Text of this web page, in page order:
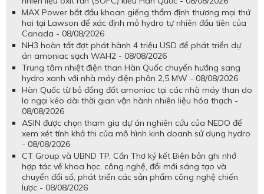
MAX Power bắt đầu khoan giếng thẩm định thương mại thứ
hai tại Lawson để xác định mỏ hydro tự nhiên đầu tiên của
Canada - 08/08/2026
NH3 hoàn tất đợt phát hành 4 triệu USD để phát triển dự
án amoniac sạch WAH2 - 08/08/2026
Trung tâm nhiệt điện than Hàn Quốc chuyển hướng sang
hydro xanh với nhà máy điện phân 2,5 MW - 08/08/2026
Hàn Quốc từ bỏ đồng đốt amoniac tại các nhà máy than do
lo ngại kéo dài thời gian vận hành nhiên liệu hóa thạch -
08/08/2026
ASIN được chọn tham gia dự án nghiên cứu của NEDO để
xem xét tính khả thi của mô hình kinh doanh sử dụng hydro
- 08/08/2026
CT Group và UBND TP. Cần Thơ ký kết Biên bản ghi nhớ
hợp tác về khoa học, công nghệ, đổi mới sáng tạo và
chuyển đổi số, phát triển các sản phẩm công nghệ chiến
lược - 08/08/2026